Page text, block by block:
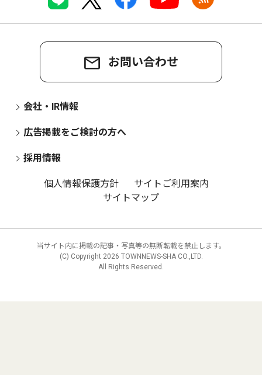
お問い合わせ
会社・IR情報
広告掲載をご検討の方へ
採用情報
個人情報保護方針
サイトご利用案内
サイトマップ
当サイト内に掲載の記事・写真等の無断転載を禁止します。
(C) Copyright 2026 TOWNNEWS-SHA CO.,LTD.
All Rights Reserved.